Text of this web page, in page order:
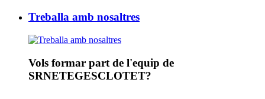
Treballa amb nosaltres
Vols formar part de l'equip de
SRNETEGESCLOTET?